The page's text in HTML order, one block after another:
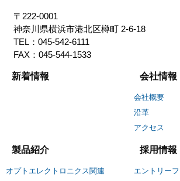
〒222-0001
神奈川県横浜市港北区樽町2-6-18
TEL：045-542-6111
FAX：045-544-1533
新着情報 会社情報
会社概要
沿革
アクセス
製品紹介
オプトエレクトロニクス関連
採用情報
エントリー